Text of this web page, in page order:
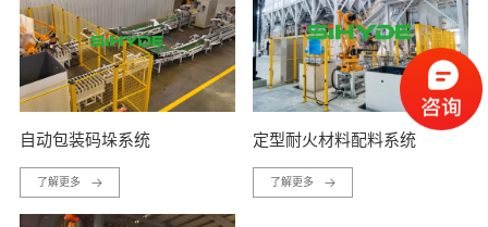
自动包装码垛系统
了解更多
定型耐火材料配料系统
了解更多